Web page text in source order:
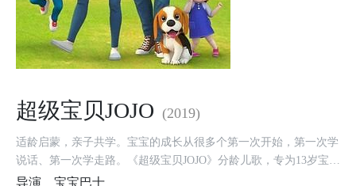
超级宝贝JOJO (2019)
适龄启蒙，亲子共学。宝宝的成长从很多个第一次开始，第一次学
说话、第一次学走路。《超级宝贝JOJO》分龄儿歌，专为13岁宝宝
设计，以小宝宝JOJO的成长生活中常见场景趣事吸引宝宝模仿学
导演
宝宝巴士